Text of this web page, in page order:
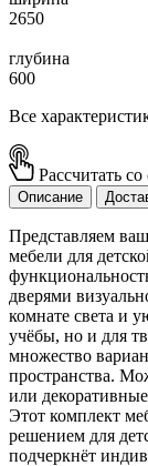
2650
глубина
600
Все
Рассчитать
Описание
Представляем
мебели для
дверями
комнате света и
учёбы, но и для
множество
пространства.
или
Этот комплект
решением для
подчеркнёт